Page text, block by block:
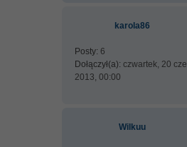
karola86
Posty: 6
Dołączył(a): czwartek, 20 cze
2013, 00:00
Wilkuu